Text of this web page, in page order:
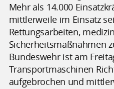
Mehr als 14.000
mittlerweile im Einsatz
Rettungsarbeiten,
Sicherheitsmaßnahmen
Bundeswehr ist am
Transportmaschinen
aufgebrochen und